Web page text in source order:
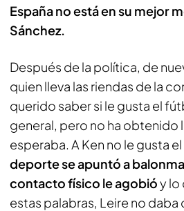
España no está en su mejor
Sánchez.
Después de la política, de
quien lleva las riendas de la
querido saber si le gusta el
general, pero no ha obtenido
esperaba. A Ken no le gusta
deporte se apuntó a
contacto físico le agobióy lo
estas palabras, Leire no